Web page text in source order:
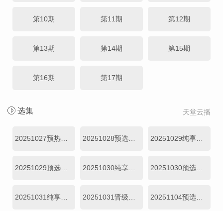
第10期 第11期 第12期
第13期 第14期 第15期
第16期 第17期
天堂云播
选集
20251028预选赛第01期 20251029纯享第01期
20251030纯享第02期 20251030预选赛第03期
20251104预选赛第04期